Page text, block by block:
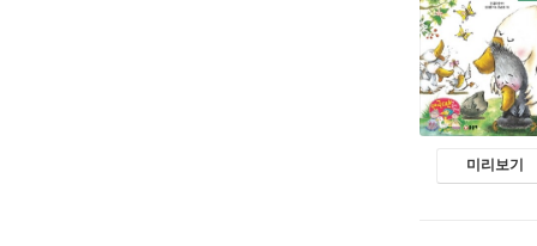
미리보기